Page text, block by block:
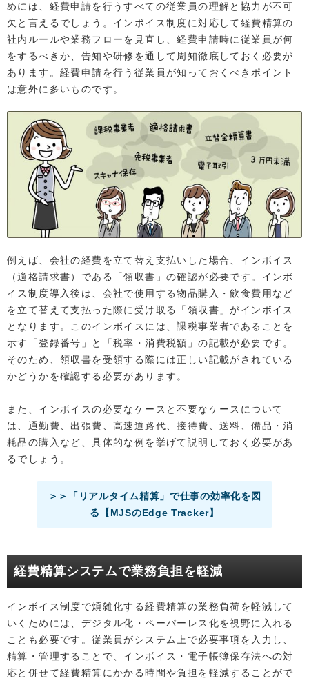
めには、経費申請を行うすべての従業員の理解と協力が不可
欠と言えるでしょう。インボイス制度に対応して経費精算の
社内ルールや業務フローを見直し、経費申請時に従業員が何
をするべきか、告知や研修を通して周知徹底しておく必要が
あります。経費申請を行う従業員が知っておくべきポイント
は意外に多いものです。
例えば、会社の経費を立て替え支払いした場合、インボイス
（適格請求書）である「領収書」の確認が必要です。インボ
イス制度導入後は、会社で使用する物品購入・飲食費用など
を立て替えて支払った際に受け取る「領収書」がインボイス
となります。このインボイスには、課税事業者であることを
示す「登録番号」と「税率・消費税額」の記載が必要です。
そのため、領収書を受領する際には正しい記載がされている
かどうかを確認する必要があります。
また、インボイスの必要なケースと不要なケースについて
は、通勤費、出張費、高速道路代、接待費、送料、備品・消
耗品の購入など、具体的な例を挙げて説明しておく必要があ
るでしょう。
＞＞「リアルタイム精算」で仕事の効率化を図
る【MJSのEdge Tracker】
経費精算システムで業務負担を軽減
インボイス制度で煩雑化する経費精算の業務負荷を軽減して
いくためには、デジタル化・ペーパーレス化を視野に入れる
ことも必要です。従業員がシステム上で必要事項を入力し、
精算・管理することで、インボイス・電子帳簿保存法への対
応と併せて経費精算にかかる時間や負担を軽減することがで